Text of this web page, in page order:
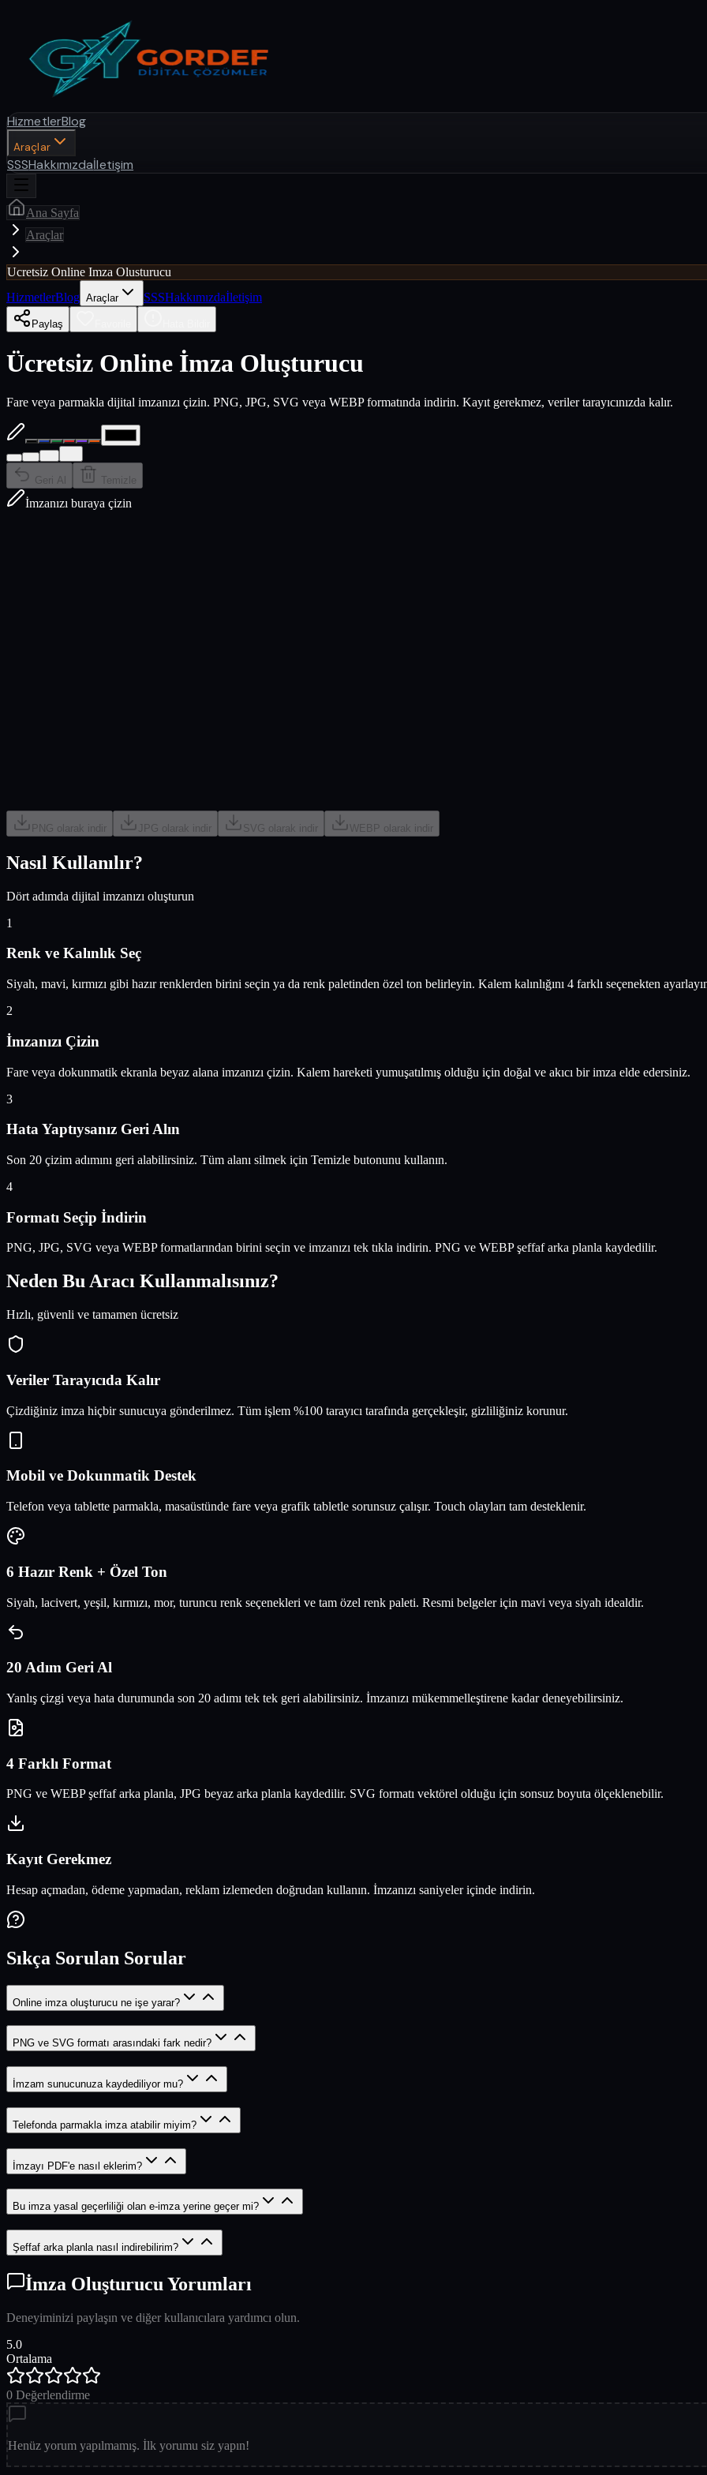
HizmetlerBlog
Araçlar
SSSHakkımızdaİletişim
Ana Sayfa
Araçlar
Ucretsiz Online Imza Olusturucu
HizmetlerBlog Araçlar SSSHakkımızdaİletişim
Paylaş
Ücretsiz Online İmza Oluşturucu
Fare veya parmakla dijital imzanızı çizin. PNG, JPG, SVG veya WEBP formatında indirin. Kayıt gerekmez, veriler tarayıcınızda kalır.
Geri Al Temizle
İmzanızı buraya çizin
PNG olarak indir JPG olarak indir SVG olarak indir WEBP olarak indir
Nasıl Kullanılır?
Dört adımda dijital imzanızı oluşturun
1
Renk ve Kalınlık Seç
Siyah, mavi, kırmızı gibi hazır renklerden birini seçin ya da renk paletinden özel ton belirleyin. Kalem kalınlığını 4 farklı seçenekten
2
İmzanızı Çizin
Fare veya dokunmatik ekranla beyaz alana imzanızı çizin. Kalem hareketi yumuşatılmış olduğu için doğal ve akıcı bir imza elde edersiniz.
3
Hata Yaptıysanız Geri Alın
Son 20 çizim adımını geri alabilirsiniz. Tüm alanı silmek için Temizle butonunu kullanın.
4
Formatı Seçip İndirin
PNG, JPG, SVG veya WEBP formatlarından birini seçin ve imzanızı tek tıkla indirin. PNG ve WEBP şeffaf arka planla kaydedilir.
Neden Bu Aracı Kullanmalısınız?
Hızlı, güvenli ve tamamen ücretsiz
Veriler Tarayıcıda Kalır
Çizdiğiniz imza hiçbir sunucuya gönderilmez. Tüm işlem %100 tarayıcı tarafında gerçekleşir, gizliliğiniz korunur.
Mobil ve Dokunmatik Destek
Telefon veya tablette parmakla, masaüstünde fare veya grafik tabletle sorunsuz çalışır. Touch olayları tam desteklenir.
6 Hazır Renk + Özel Ton
Siyah, lacivert, yeşil, kırmızı, mor, turuncu renk seçenekleri ve tam özel renk paleti. Resmi belgeler için mavi veya siyah idealdir.
20 Adım Geri Al
Yanlış çizgi veya hata durumunda son 20 adımı tek tek geri alabilirsiniz. İmzanızı mükemmelleştirene kadar deneyebilirsiniz.
4 Farklı Format
PNG ve WEBP şeffaf arka planla, JPG beyaz arka planla kaydedilir. SVG formatı vektörel olduğu için sonsuz boyuta ölçeklenebilir.
Kayıt Gerekmez
Hesap açmadan, ödeme yapmadan, reklam izlemeden doğrudan kullanın. İmzanızı saniyeler içinde indirin.
Sıkça Sorulan Sorular
Online imza oluşturucu ne işe yarar?
PNG ve SVG formatı arasındaki fark nedir?
İmzam sunucunuza kaydediliyor mu?
Telefonda parmakla imza atabilir miyim?
İmzayı PDF'e nasıl eklerim?
Bu imza yasal geçerliliği olan e-imza yerine geçer mi?
Şeffaf arka planla nasıl indirebilirim?
İmza Oluşturucu Yorumları
Deneyiminizi paylaşın ve diğer kullanıcılara yardımcı olun.
5.0
Ortalama
0 Değerlendirme
Henüz yorum yapılmamış. İlk yorumu siz yapın!